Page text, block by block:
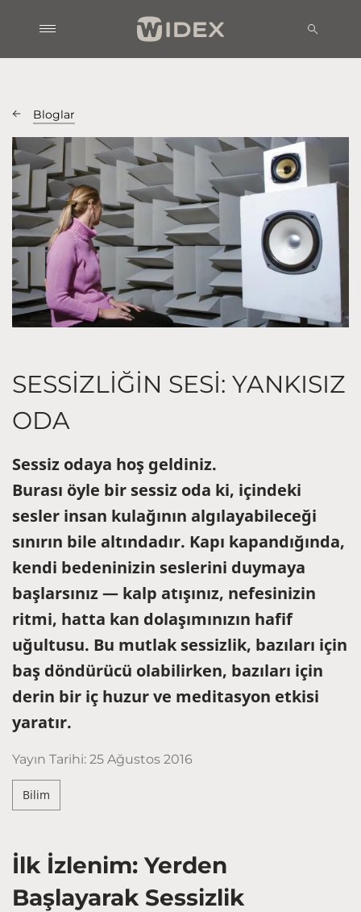
Bloglar
SESSIZLIĞIN SESI: YANKISIZ
ODA
Sessiz odaya hoş geldiniz.
Burası öyle bir sessiz oda ki, içindeki
sesler insan kulağının algılayabileceği
sınırın bile altındadır. Kapı kapandığında,
kendi bedeninizin seslerini duymaya
başlarsınız — kalp atışınız, nefesinizin
ritmi, hatta kan dolaşımınızın hafif
uğultusu. Bu mutlak sessizlik, bazıları için
baş döndürücü olabilirken, bazıları için
derin bir iç huzur ve meditasyon etkisi
yaratır.
Yayın Tarihi: 25 Ağustos 2016
Bilim
İlk İzlenim: Yerden
Başlayarak Sessizlik